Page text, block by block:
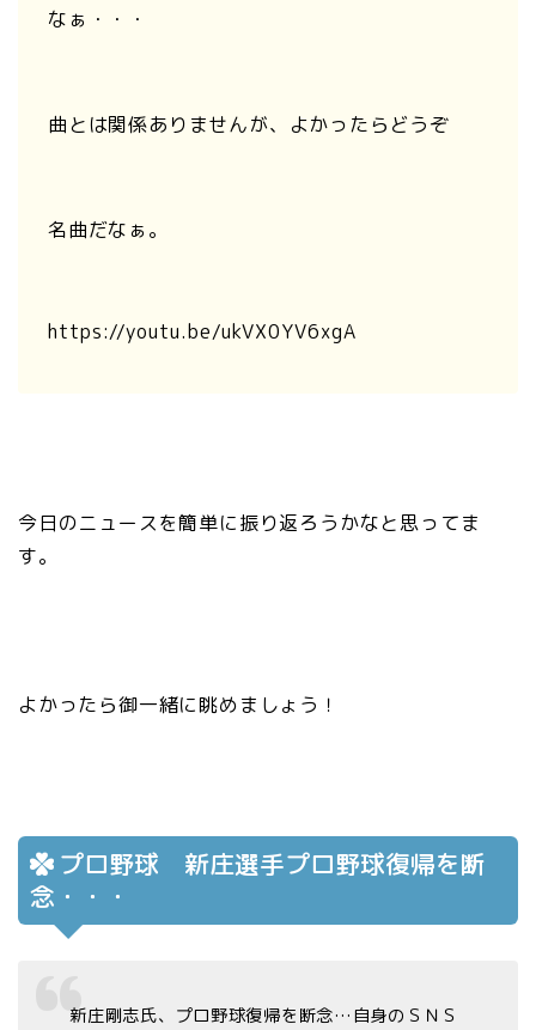
なぁ・・・
曲とは関係ありませんが、よかったらどうぞ
名曲だなぁ。
https://youtu.be/ukVX0YV6xgA
今日のニュースを簡単に振り返ろうかなと思ってま
す。
よかったら御一緒に眺めましょう！
プロ野球 新庄選手プロ野球復帰を断
念・・・
新庄剛志氏、プロ野球復帰を断念…自身のＳＮＳ